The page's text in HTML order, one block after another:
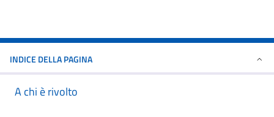
INDICE DELLA PAGINA
A chi è rivolto